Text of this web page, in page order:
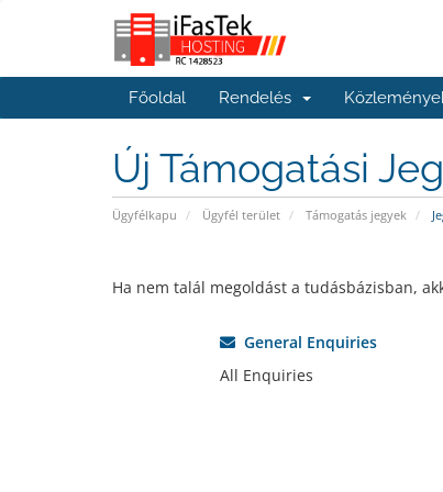
Főoldal Rendelés
Új Támogatási
Ügyfélkapu Ügyfél terület Támogatás jegyek
Ha nem talál megoldást a tudásbázisban,
General Enquiries
All Enquiries